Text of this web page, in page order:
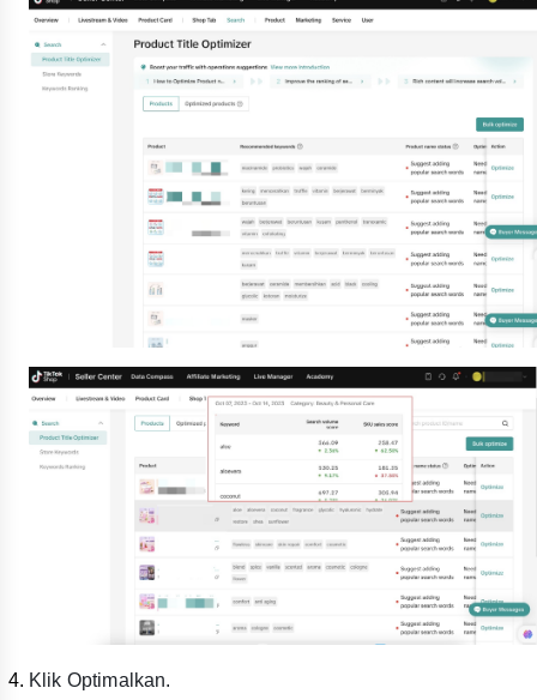
Klik Optimalkan.